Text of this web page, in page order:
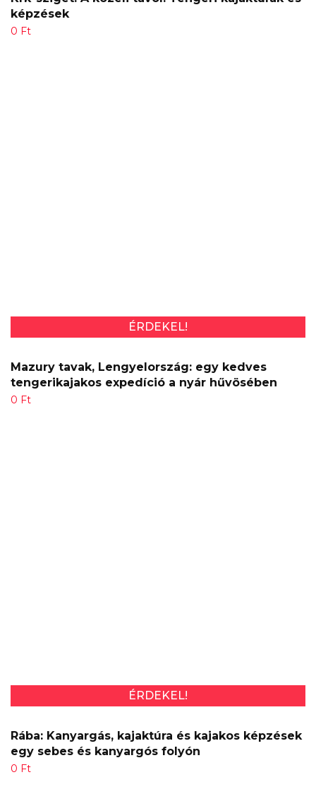
képzések
0 Ft
Mazury tavak, Lengyelország: egy kedves
tengerikajakos expedíció a nyár hűvösében
0 Ft
ÉRDEKEL!
Rába: Kanyargás, kajaktúra és kajakos képzések
egy sebes és kanyargós folyón
0 Ft
ÉRDEKEL!